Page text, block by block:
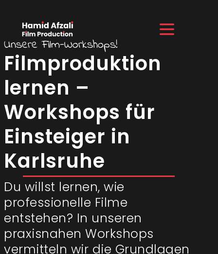
Unsere Film-Workshops!
Filmproduktion
lernen –
Workshops für
Einsteiger in
Karlsruhe
Du willst lernen, wie
professionelle Filme
entstehen? In unseren
praxisnahen Workshops
vermitteln wir die Grundlagen